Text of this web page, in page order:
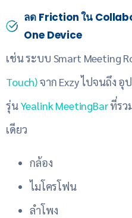
ลด Friction ใน
One Device
เช่น ระบบ Smart Meeting
Touch)จาก Exzy ไปจนถึง อุ
รุ่นYealink MeetingBarที่รว
เดียว
กล้อง
ไมโครโฟน
ลำโพง